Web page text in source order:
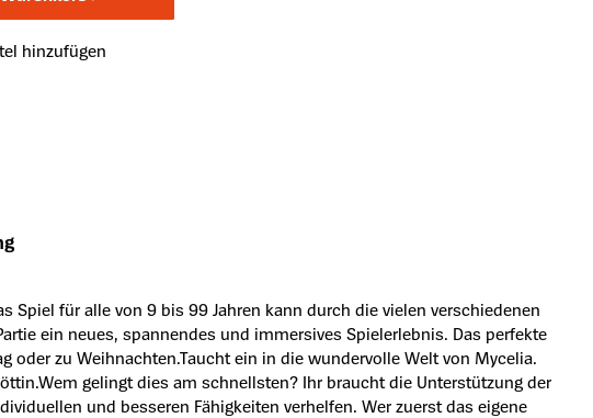
hinzufügen
Spiel für alle von 9 bis 99 Jahren kann durch die vielen verschiedenen
ein neues, spannendes und immersives Spielerlebnis. Das perfekte
oder zu Weihnachten.Taucht ein in die wundervolle Welt von Mycelia.
gelingt dies am schnellsten? Ihr braucht die Unterstützung der
und besseren Fähigkeiten verhelfen. Wer zuerst das eigene